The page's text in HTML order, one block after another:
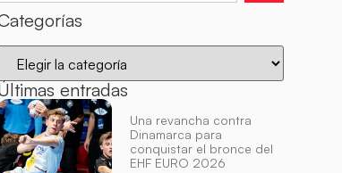
entradas
Una revancha contra
Dinamarca para
conquistar el bronce del
EHF EURO 2026